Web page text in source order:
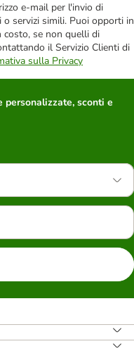
e-mail per l'invio di
servizi simili. Puoi opporti in
costo, se non quelli di
il Servizio Clienti di
sulla Privacy
personalizzate, sconti e